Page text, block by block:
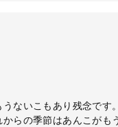
ないこもあり残念です
らの季節はあんこがも